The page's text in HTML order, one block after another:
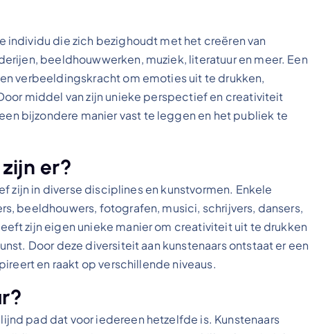
individu die zich bezighoudt met het creëren van
beeldhouwwerken, muziek, literatuur en meer. Een
verbeeldingskracht om emoties uit te drukken,
middel van zijn unieke perspectief en creativiteit
bijzondere manier vast te leggen en het publiek te
er?
zijn in diverse disciplines en kunstvormen. Enkele
beeldhouwers, fotografen, musici, schrijvers, dansers,
zijn eigen unieke manier om creativiteit uit te drukken
Door deze diversiteit aan kunstenaars ontstaat er een
en raakt op verschillende niveaus.
pad dat voor iedereen hetzelfde is. Kunstenaars